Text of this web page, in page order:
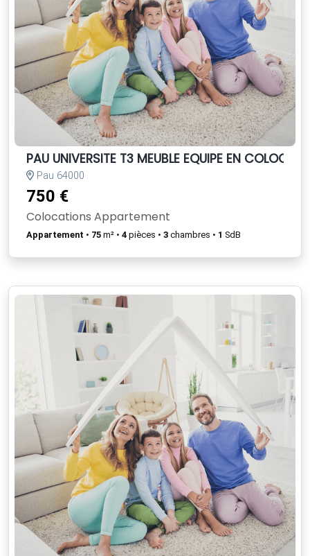
PAU UNIVERSITE T3 MEUBLE EQUIPE EN
Pau 64000
750 €
Colocations Appartement
Appartement • 75 m² • 4 pièces • 3 chambres • 1 SdB